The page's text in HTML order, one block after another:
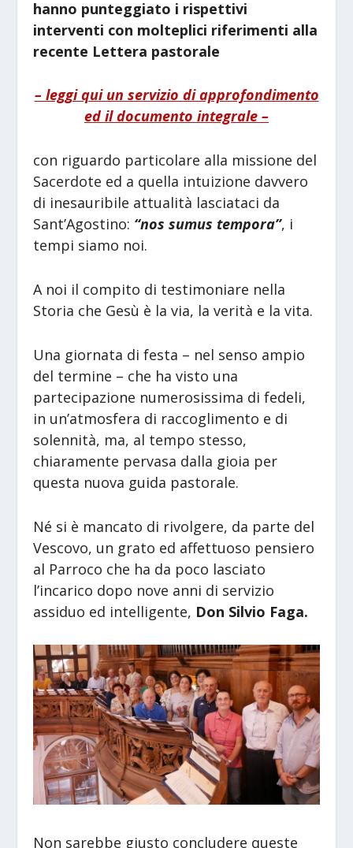
hanno punteggiato i rispettivi
interventi con molteplici riferimenti alla
recente Lettera pastorale
– leggi qui un servizio di approfondimento
ed il documento integrale –
con riguardo particolare alla missione del
Sacerdote ed a quella intuizione davvero
di inesauribile attualità lasciataci da
Sant’Agostino: “nos sumus tempora”, i
tempi siamo noi.
A noi il compito di testimoniare nella
Storia che Gesù è la via, la verità e la vita.
Una giornata di festa – nel senso ampio
del termine – che ha visto una
partecipazione numerosissima di fedeli,
in un’atmosfera di raccoglimento e di
solennità, ma, al tempo stesso,
chiaramente pervasa dalla gioia per
questa nuova guida pastorale.
Né si è mancato di rivolgere, da parte del
Vescovo, un grato ed affettuoso pensiero
al Parroco che ha da poco lasciato
l’incarico dopo nove anni di servizio
assiduo ed intelligente, Don Silvio Faga.
Non sarebbe giusto concludere queste